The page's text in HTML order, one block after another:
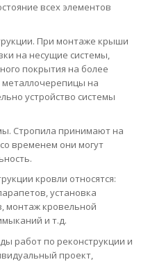
всех элементов
При монтаже крыши
на несущие системы,
покрытия на более
на
устройство системы
Стропила принимают на
временем они могут
кровли относятся:
установка
монтаж кровельной
и т.д.
работ по реконструкции и
проект,